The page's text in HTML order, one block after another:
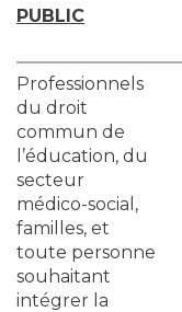
PUBLIC
Professionnels
du droit
commun de
l’éducation, du
secteur
médico-social,
familles, et
toute personne
souhaitant
intégrer la